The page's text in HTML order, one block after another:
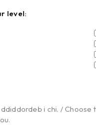
level:
i chi. / Choose